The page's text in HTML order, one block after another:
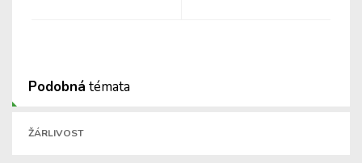
Podobná témata
ŽÁRLIVOST